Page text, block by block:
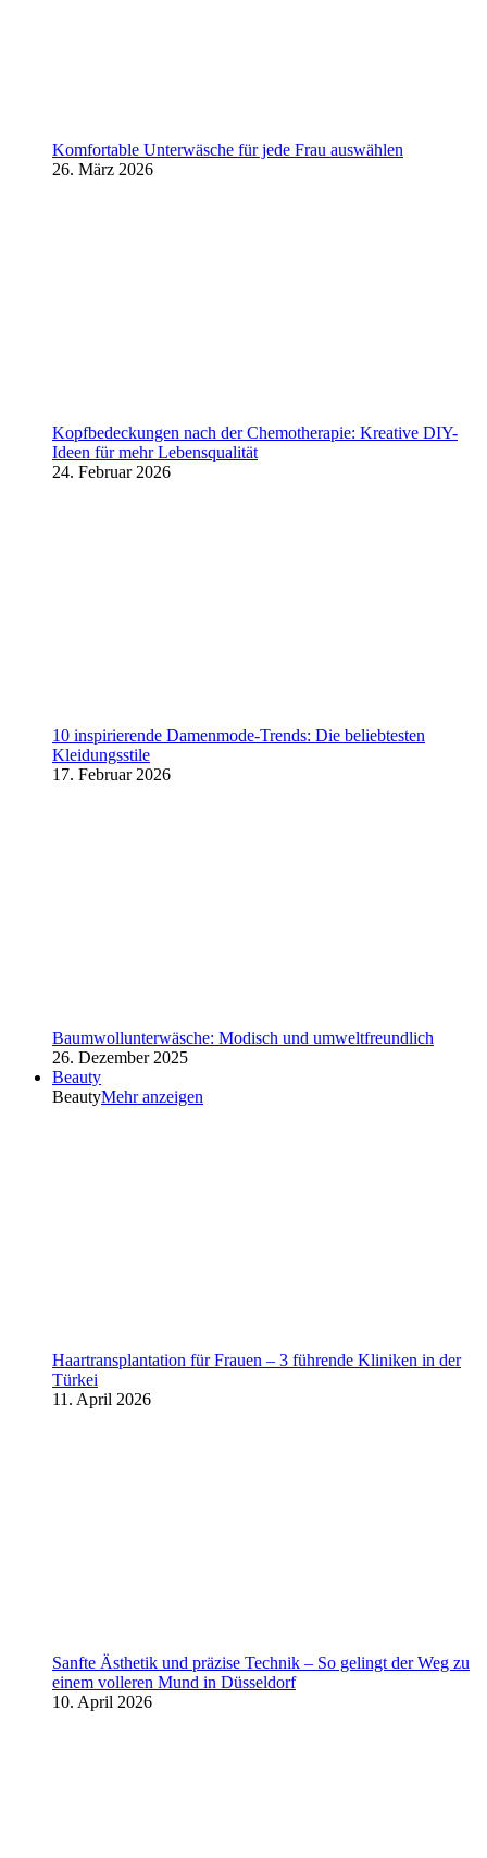
Komfortable Unterwäsche für jede Frau auswählen
26. März 2026
Kopfbedeckungen nach der Chemotherapie: Kreative DIY-
Ideen für mehr Lebensqualität
24. Februar 2026
10 inspirierende Damenmode-Trends: Die beliebtesten
Kleidungsstile
17. Februar 2026
Baumwollunterwäsche: Modisch und umweltfreundlich
26. Dezember 2025
Beauty
BeautyMehr anzeigen
Haartransplantation für Frauen – 3 führende Kliniken in der
Türkei
11. April 2026
Sanfte Ästhetik und präzise Technik – So gelingt der Weg zu
einem volleren Mund in Düsseldorf
10. April 2026